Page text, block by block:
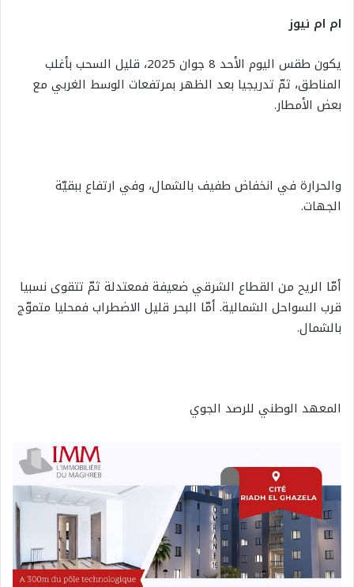
ام ام نيوز
يكون طقس اليوم الأحد 8 جوان 2025، قليل السحب بأغلب
المناطق، ثمّ تدريجيا بعد الظهر بمرتفعات الوسط الغربي مع
بعض الأمطار.
والحرارة في انخفاض طفيف بالشمال، وفي ارتفاع ببقيّة
الجهات.
أمّا الريح من القطاع الشرقي ضعيفة فمعتدلة ثمّ تتقوى نسبيا
قرب السواحل الشمالية. أمّا البحر قليل الاضطراب فمحليا متموّج
بالشمال.
المعهد الوطني للرصد الجوي